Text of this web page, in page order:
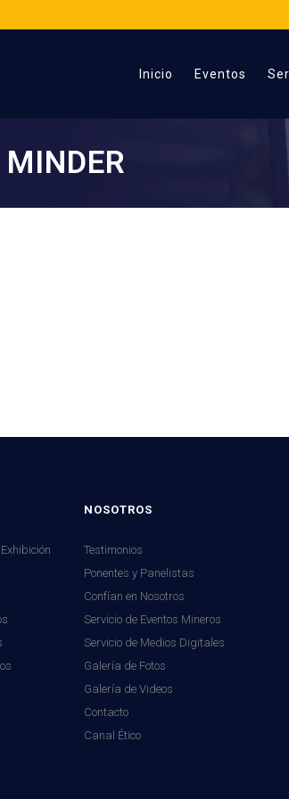
Inicio Eventos
MINDER
NOSOTROS
Testimonios
Ponentes y Panelistas
Confían en Nosotros
Servicio de Eventos Mineros
Servicio de Medios Digitales
Galería de Fotos
Galería de Videos
Contacto
Canal Ético